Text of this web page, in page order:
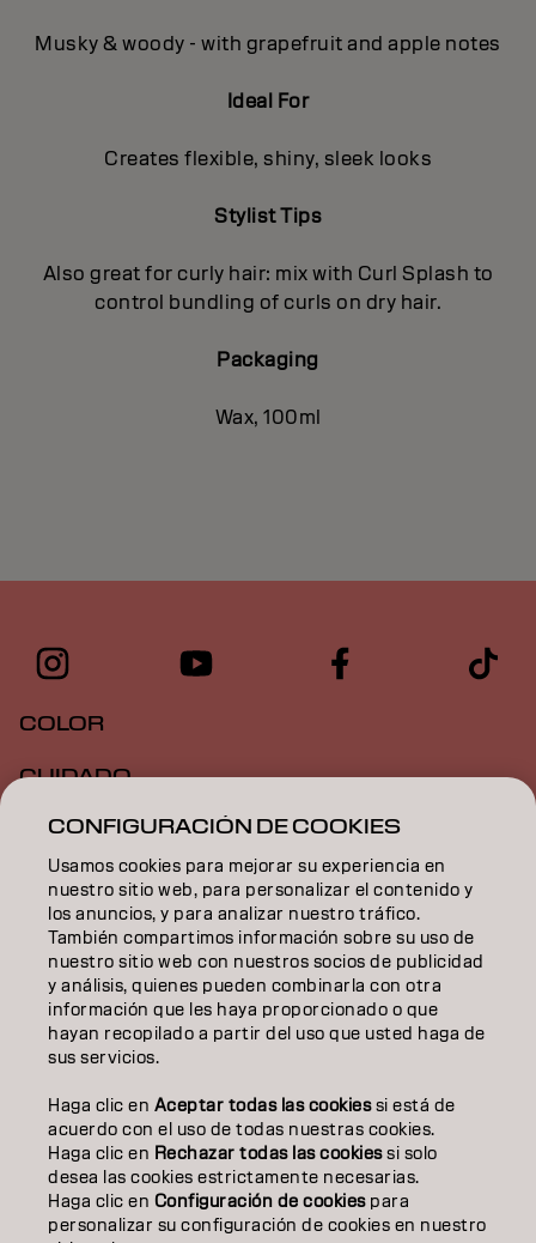
Musky & woody - with grapefruit and apple notes
Ideal For
Creates flexible, shiny, sleek looks
Stylist Tips
Also great for curly hair: mix with Curl Splash to
control bundling of curls on dry hair.
Packaging
Wax, 100ml
COLOR
CUIDADO
TEXTURA
STYLING
INSPIRACIÓN
EDUCACIÓN
SOBRE NOSOTROS
CONTACTO
Aviso legalPolítica de privacidadPolítica de cookies
Condiciones de usoAccesibilidad
Compromiso con la sostenibilidad
CONFIGURACIÓN DE COOKIES
Usamos cookies para mejorar su experiencia en
nuestro sitio web, para personalizar el contenido y
los anuncios, y para analizar nuestro tráfico.
También compartimos información sobre su uso de
nuestro sitio web con nuestros socios de publicidad
y análisis, quienes pueden combinarla con otra
información que les haya proporcionado o que
hayan recopilado a partir del uso que usted haga de
sus servicios.
Haga clic en Aceptar todas las cookiessi está de
acuerdo con el uso de todas nuestras cookies.
Haga clic en Rechazar todas las cookiessi solo
desea las cookies estrictamente necesarias.
Haga clic en Configuración de cookiespara
personalizar su configuración de cookies en nuestro